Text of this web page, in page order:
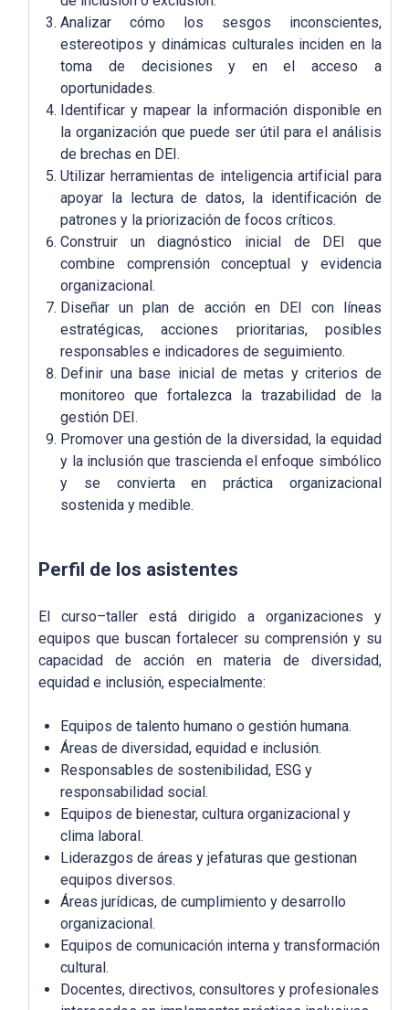
Analizar cómo los sesgos inconscientes,
estereotipos y dinámicas culturales inciden en la
toma de decisiones y en el acceso a
oportunidades.
Identificar y mapear la información disponible en
la organización que puede ser útil para el análisis
de brechas en DEI.
Utilizar herramientas de inteligencia artificial para
apoyar la lectura de datos, la identificación de
patrones y la priorización de focos críticos.
Construir un diagnóstico inicial de DEI que
combine comprensión conceptual y evidencia
organizacional.
Diseñar un plan de acción en DEI con líneas
estratégicas, acciones prioritarias, posibles
responsables e indicadores de seguimiento.
Definir una base inicial de metas y criterios de
monitoreo que fortalezca la trazabilidad de la
gestión DEI.
Promover una gestión de la diversidad, la equidad
y la inclusión que trascienda el enfoque simbólico
y se convierta en práctica organizacional
sostenida y medible.
Perfil de los asistentes
El curso–taller está dirigido a organizaciones y
equipos que buscan fortalecer su comprensión y su
capacidad de acción en materia de diversidad,
equidad e inclusión, especialmente:
Equipos de talento humano o gestión humana.
Áreas de diversidad, equidad e inclusión.
Responsables de sostenibilidad, ESG y
responsabilidad social.
Equipos de bienestar, cultura organizacional y
clima laboral.
Liderazgos de áreas y jefaturas que gestionan
equipos diversos.
Áreas jurídicas, de cumplimiento y desarrollo
organizacional.
Equipos de comunicación interna y transformación
cultural.
Docentes, directivos, consultores y profesionales